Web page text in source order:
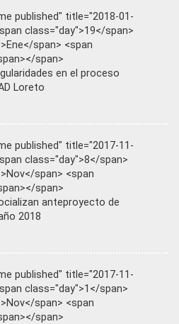
published" title="2018-01-
class="day">19</span>
span> <span
span>
en el proceso
Loreto
published" title="2017-11-
class="day">8</span>
span> <span
span>
anteproyecto de
2018
published" title="2017-11-
class="day">1</span>
span> <span
span>